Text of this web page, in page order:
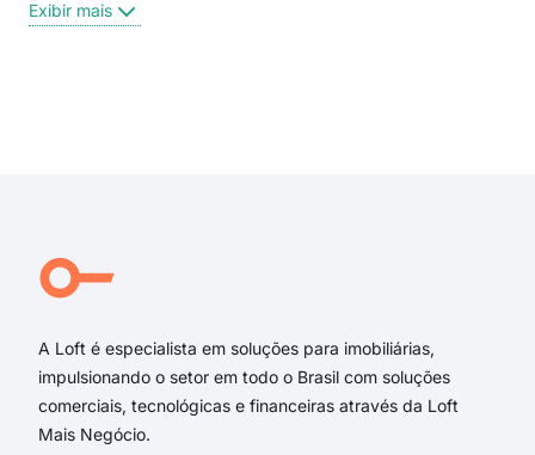
Exibir mais
A Loft é especialista em soluções para imobiliárias,
impulsionando o setor em todo o Brasil com soluções
comerciais, tecnológicas e financeiras através da Loft
Mais Negócio.